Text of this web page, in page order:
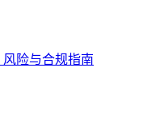
险与合规指南